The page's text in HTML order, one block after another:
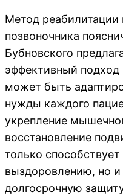
Метод
позвоночника
Бубновского
эффективный подход
может быть
нужды каждого
укрепление
восстановление
только
выздоровлению, но и
долгосрочную